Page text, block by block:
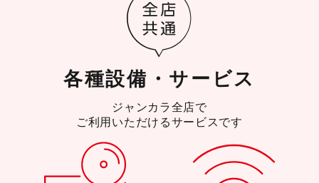
各種設備・サービス
ジャンカラ全店で
ご利用いただけるサービスです